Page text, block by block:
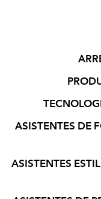
ASISTENTES DE
ASISTENTES